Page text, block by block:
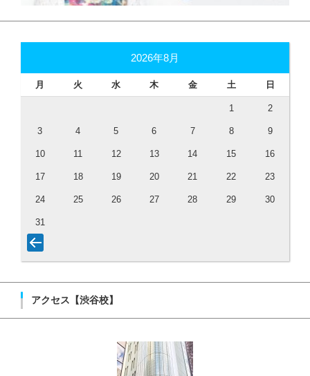
2026年8月
月 火 水 木 金 土 日
1 2
3 4 5 6 7 8 9
10 11 12 13 14 15 16
17 18 19 20 21 22 23
24 25 26 27 28 29 30
31
アクセス【渋谷校】